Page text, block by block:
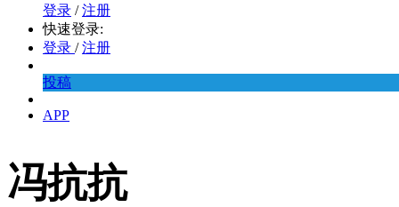
登录 / 注册
快速登录:
登录 / 注册
投稿
APP
冯抗抗